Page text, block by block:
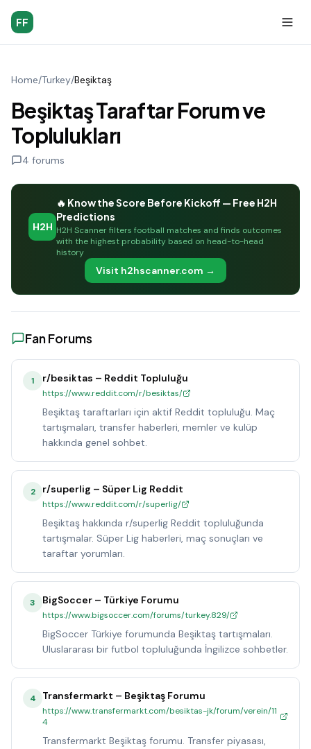
FF
Home/Turkey/Beşiktaş
Beşiktaş Taraftar Forum ve
Toplulukları
4 forums
H2H
🔥 Know the Score Before Kickoff — Free H2H
Predictions
H2H Scanner filters football matches and finds outcomes
with the highest probability based on head-to-head
history
Visit h2hscanner.com →
Fan Forums
1 r/besiktas – Reddit Topluluğu
https://www.reddit.com/r/besiktas/
Beşiktaş taraftarları için aktif Reddit topluluğu. Maç
tartışmaları, transfer haberleri, memler ve kulüp
hakkında genel sohbet.
2 r/superlig – Süper Lig Reddit
https://www.reddit.com/r/superlig/
Beşiktaş hakkında r/superlig Reddit topluluğunda
tartışmalar. Süper Lig haberleri, maç sonuçları ve
taraftar yorumları.
3 BigSoccer – Türkiye Forumu
https://www.bigsoccer.com/forums/turkey.829/
BigSoccer Türkiye forumunda Beşiktaş tartışmaları.
Uluslararası bir futbol topluluğunda İngilizce sohbetler.
4 Transfermarkt – Beşiktaş Forumu
https://www.transfermarkt.com/besiktas-jk/forum/verein/11
4
Transfermarkt Beşiktaş forumu. Transfer piyasası,